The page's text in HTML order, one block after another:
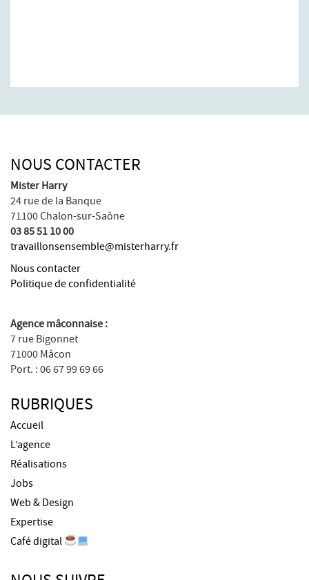
NOUS CONTACTER
Mister Harry
24 rue de la Banque
71100 Chalon-sur-Saône
03 85 51 10 00
travaillonsensemble@misterharry.fr
Nous contacter
Politique de confidentialité
Agence mâconnaise :
7 rue Bigonnet
71000 Mâcon
Port. : 06 67 99 69 66
RUBRIQUES
Accueil
L’agence
Réalisations
Jobs
Web & Design
Expertise
Café digital